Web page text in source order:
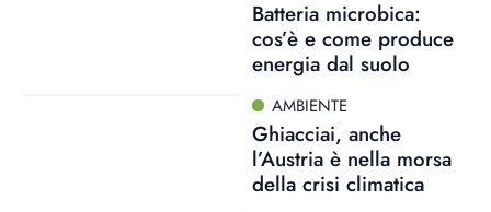
Batteria microbica:
cos’è e come produce
energia dal suolo
AMBIENTE
Ghiacciai, anche
l’Austria è nella morsa
della crisi climatica